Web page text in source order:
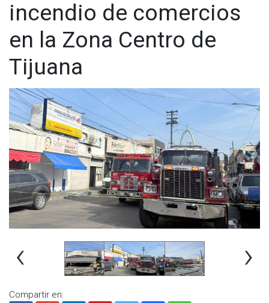
Whatsapp:@CadenaNoticias | Telegram:@CadenaNoticias
incendio de comercios
en la Zona Centro de
Tijuana
‹ ›
Compartir en: